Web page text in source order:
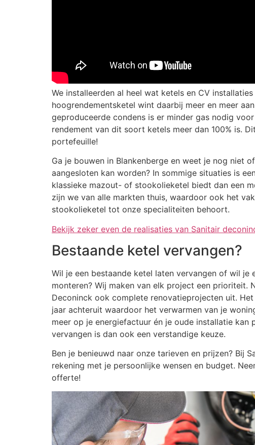
We installeerden al heel wat ketels en CV
hoogrendementsketel wint daarbij meer en meer
geproduceerde condens is er minder gas nodig
rendement van dit soort ketels meer dan 100% is.
portefeuille!
Ga je bouwen in Blankenberge en weet je nog niet
aangesloten kan worden? In sommige situaties is
klassieke mazout- of stookolieketel biedt dan een
zijn we van alle markten thuis, waardoor ook het
stookolieketel tot onze specialiteiten behoort.
Bekijk zeker even de realisaties van Sanitair
Bestaande ketel vervangen?
Wil je een bestaande ketel laten vervangen of wil je
monteren? Wij maken van elk project een prioriteit.
Deconinck ook complete renovatieprojecten uit.
jaar achteruit waardoor het verwarmen van je
meer op je energiefactuur én je oude installatie
vervangen is dan ook een verstandige keuze.
Ben je benieuwd naar onze tarieven en prijzen? Bij
rekening met je persoonlijke wensen en budget.
offerte!